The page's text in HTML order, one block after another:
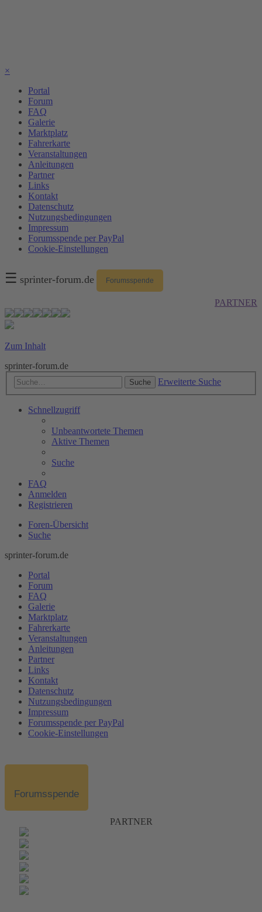
×
Portal
Forum
FAQ
Galerie
Marktplatz
Fahrerkarte
Veranstaltungen
Anleitungen
Partner
Links
Kontakt
Datenschutz
Nutzungsbedingungen
Impressum
Forumsspende per PayPal
Cookie-Einstellungen
☰ sprinter-forum.de Forumsspende
PARTNER
Zum Inhalt
sprinter-forum.de
Suche Erweiterte Suche
Schnellzugriff
Unbeantwortete Themen
Aktive Themen
Suche
FAQ
Anmelden
Registrieren
Foren-Übersicht
Suche
sprinter-forum.de
Portal
Forum
FAQ
Galerie
Marktplatz
Fahrerkarte
Veranstaltungen
Anleitungen
Partner
Links
Kontakt
Datenschutz
Nutzungsbedingungen
Impressum
Forumsspende per PayPal
Cookie-Einstellungen
Forumsspende
PARTNER